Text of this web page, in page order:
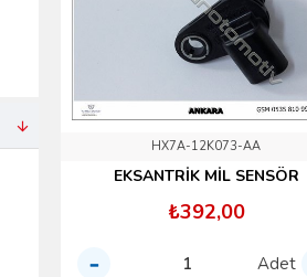
HX7A-12K073-AA
EKSANTRİK MİL SENSÖR
₺392,00
Adet